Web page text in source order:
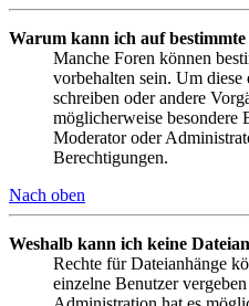
Warum kann ich auf
Manche Foren können
vorbehalten sein. Um diese
schreiben oder andere
möglicherweise besondere
Moderator oder
Berechtigungen.
Nach oben
Weshalb kann ich keine
Rechte für Dateianhänge
einzelne Benutzer